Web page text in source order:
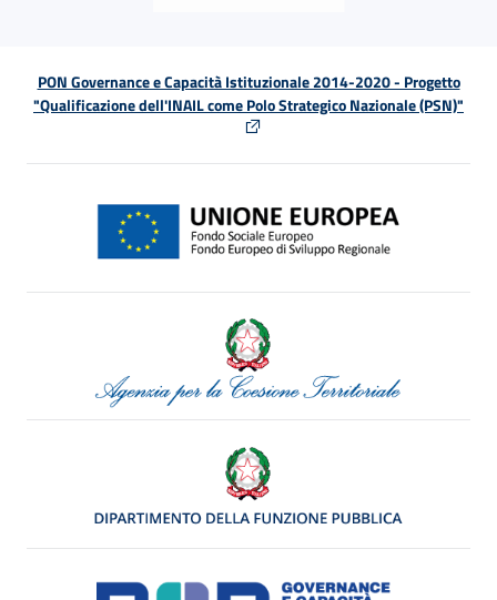
PON Governance e Capacità Istituzionale 2014-2020 - Progetto
"Qualificazione dell'INAIL come Polo Strategico Nazionale (PSN)"